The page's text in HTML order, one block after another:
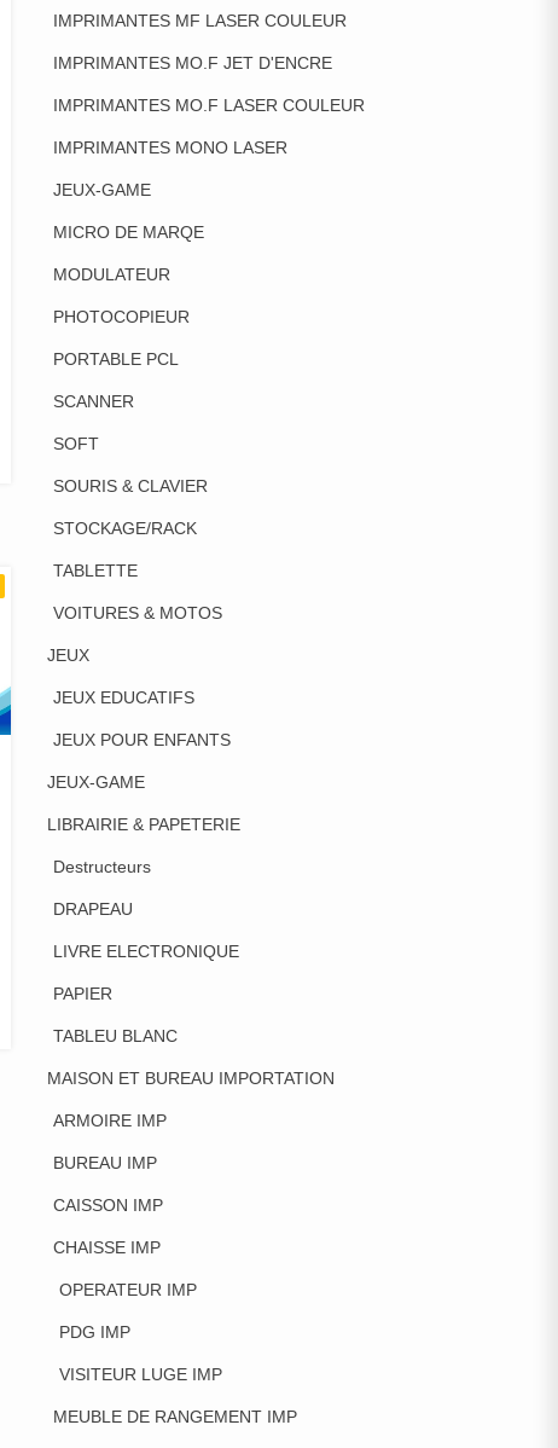
IMPRIMANTES MF LASER COULEUR
IMPRIMANTES MO.F JET D'ENCRE
IMPRIMANTES MO.F LASER COULEUR
IMPRIMANTES MONO LASER
JEUX-GAME
MICRO DE MARQE
MODULATEUR
PHOTOCOPIEUR
PORTABLE PCL
SCANNER
SOFT
SOURIS & CLAVIER
STOCKAGE/RACK
TABLETTE
VOITURES & MOTOS
JEUX
JEUX EDUCATIFS
JEUX POUR ENFANTS
JEUX-GAME
LIBRAIRIE & PAPETERIE
Destructeurs
DRAPEAU
LIVRE ELECTRONIQUE
PAPIER
TABLEU BLANC
MAISON ET BUREAU IMPORTATION
ARMOIRE IMP
BUREAU IMP
CAISSON IMP
CHAISSE IMP
OPERATEUR IMP
PDG IMP
VISITEUR LUGE IMP
MEUBLE DE RANGEMENT IMP